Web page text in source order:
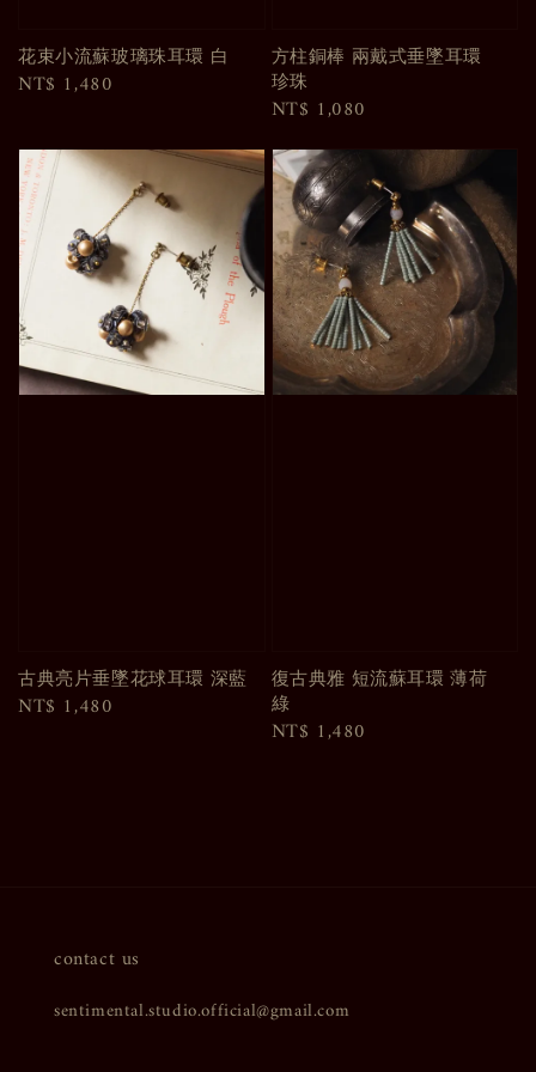
花束小流蘇玻璃珠耳環 白
Regular
NT$ 1,480
方柱銅棒 兩戴式垂墜耳環
珍珠
Regular
NT$ 1,080
古典亮片垂墜花球耳環 深藍
Regular
NT$ 1,480
復古典雅 短流蘇耳環 薄荷
綠
Regular
NT$ 1,480
contact us
sentimental.studio.official@gmail.com